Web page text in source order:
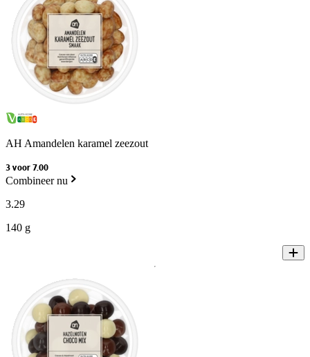
AH Amandelen karamel zeezout
3 voor 7.00
Combineer nu
3.29
140 g